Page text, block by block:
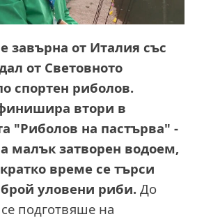
завърна от Италия със
от Световното
спортен риболов.
втори в
"Риболов на пастърва" -
малък затворен водоем,
време се търси
уловени риби. До
подготвяше на